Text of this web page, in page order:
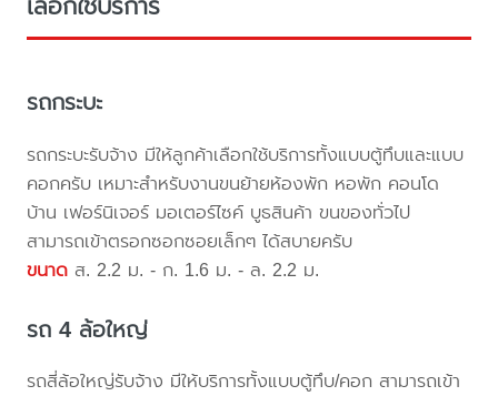
รถกระบะ
รถกระบะรับจ้าง มีให้ลูกค้าเลือกใช้บริการทั้งแบบตู้ทึบและแบบ
คอกครับ เหมาะสำหรับงานขนย้ายห้องพัก หอพัก คอนโด
บ้าน เฟอร์นิเจอร์ มอเตอร์ไซค์ บูธสินค้า ขนของทั่วไป
สามารถเข้าตรอกซอกซอยเล็กๆ ได้สบายครับ
ขนาด ส. 2.2 ม. - ก. 1.6 ม. - ล. 2.2 ม.
รถ 4 ล้อใหญ่
รถสี่ล้อใหญ่รับจ้าง มีให้บริการทั้งแบบตู้ทึบ/คอก สามารถเข้า